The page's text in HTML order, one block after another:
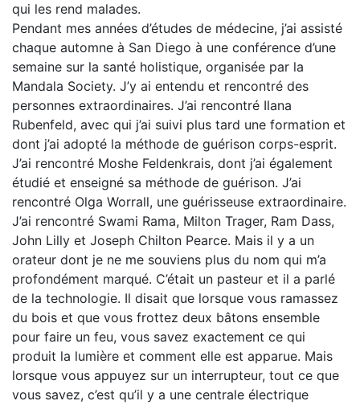
qui les rend malades.
Pendant mes années d’études de médecine, j’ai assisté
chaque automne à San Diego à une conférence d’une
semaine sur la santé holistique, organisée par la
Mandala Society. J’y ai entendu et rencontré des
personnes extraordinaires. J’ai rencontré Ilana
Rubenfeld, avec qui j’ai suivi plus tard une formation et
dont j’ai adopté la méthode de guérison corps-esprit.
J’ai rencontré Moshe Feldenkrais, dont j’ai également
étudié et enseigné sa méthode de guérison. J’ai
rencontré Olga Worrall, une guérisseuse extraordinaire.
J’ai rencontré Swami Rama, Milton Trager, Ram Dass,
John Lilly et Joseph Chilton Pearce. Mais il y a un
orateur dont je ne me souviens plus du nom qui m’a
profondément marqué. C’était un pasteur et il a parlé
de la technologie. Il disait que lorsque vous ramassez
du bois et que vous frottez deux bâtons ensemble
pour faire un feu, vous savez exactement ce qui
produit la lumière et comment elle est apparue. Mais
lorsque vous appuyez sur un interrupteur, tout ce que
vous savez, c’est qu’il y a une centrale électrique